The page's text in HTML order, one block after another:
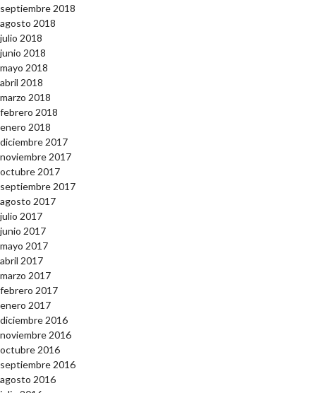
septiembre 2018
agosto 2018
julio 2018
junio 2018
mayo 2018
abril 2018
marzo 2018
febrero 2018
enero 2018
diciembre 2017
noviembre 2017
octubre 2017
septiembre 2017
agosto 2017
julio 2017
junio 2017
mayo 2017
abril 2017
marzo 2017
febrero 2017
enero 2017
diciembre 2016
noviembre 2016
octubre 2016
septiembre 2016
agosto 2016